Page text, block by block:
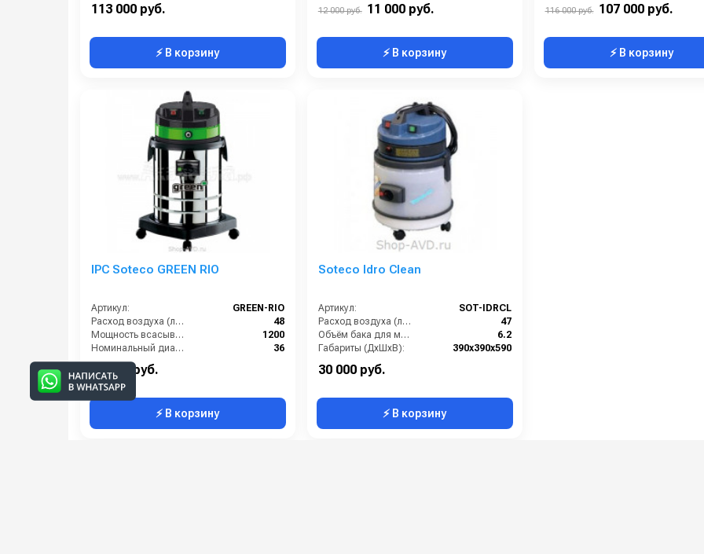
113 000 руб.
⚡ В корзину
12 000 руб. 11 000 руб.
⚡ В корзину
116 000 руб. 107 000 руб.
⚡ В корзину
IPC Soteco GREEN RIO
Артикул:
GREEN-RIO
Расход воздуха (л/сек):
48
Мощность всасывающей турбины (Вт):
1200
Номинальный диаметр принадлежностей (мм):
36
42 000 руб.
⚡ В корзину
Soteco Idro Clean
Артикул:
SOT-IDRCL
Расход воздуха (л/сек):
47
Объём бака для моющего средства (л):
6.2
Габариты (ДхШхВ):
390х390х590
30 000 руб.
⚡ В корзину